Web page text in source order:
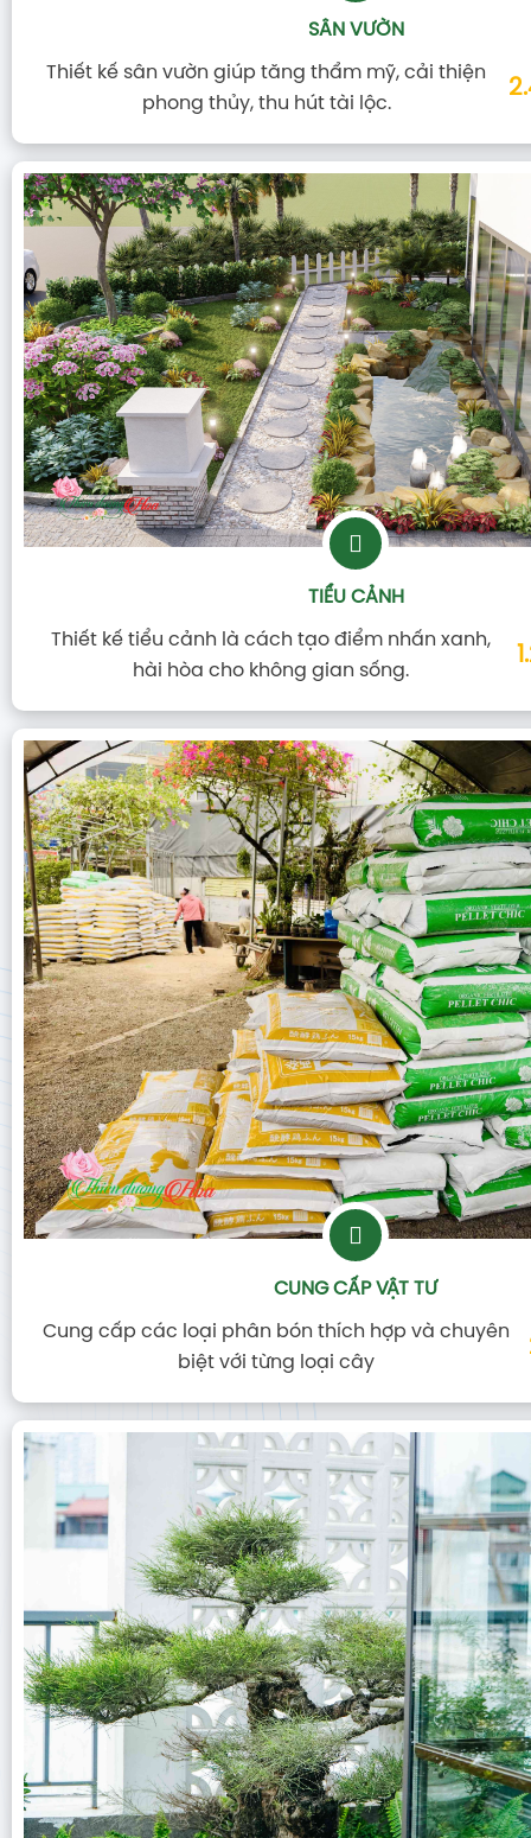
SÂN VƯỜN
Thiết kế sân vườn giúp tăng thẩm mỹ, cải thiện
phong thủy, thu hút tài lộc.
TIỂU CẢNH
Thiết kế tiểu cảnh là cách tạo điểm nhấn xanh,
hài hòa cho không gian sống.
CUNG CẤP VẬT TƯ
Cung cấp các loại phân bón thích hợp và chuyên
biệt với từng loại cây